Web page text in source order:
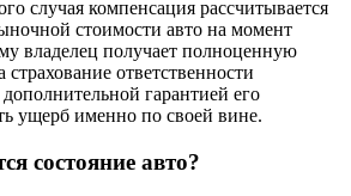
случая компенсация рассчитывается
стоимости авто на момент
владелец получает полноценную
ответственности
дополнительной гарантией его
ущерб именно по своей вине.
состояние авто?